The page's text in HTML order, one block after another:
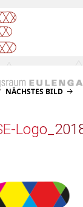
NÄCHSTES BILD